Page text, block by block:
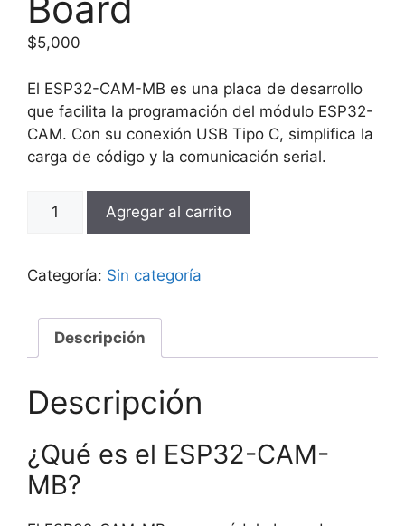
$5,000
El ESP32-CAM-MB es una placa de desarrollo
que facilita la programación del módulo ESP32-
CAM. Con su conexión USB Tipo C, simplifica la
carga de código y la comunicación serial.
ESP32-
Development
cantidad
Agregar al carrito
Categoría: Sin categoría
Descripción
Descripción
¿Qué es el ESP32-CAM-
MB?